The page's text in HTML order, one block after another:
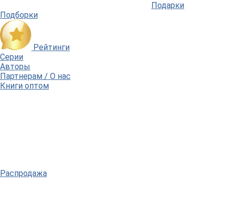
Подарки
Подборки
Рейтинги
Серии
Авторы
Партнерам / О нас
Книги оптом
Распродажа